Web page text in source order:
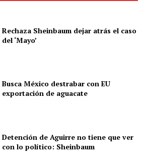
Rechaza Sheinbaum dejar atrás el caso
del ‘Mayo’
Busca México destrabar con EU
exportación de aguacate
Detención de Aguirre no tiene que ver
con lo político: Sheinbaum